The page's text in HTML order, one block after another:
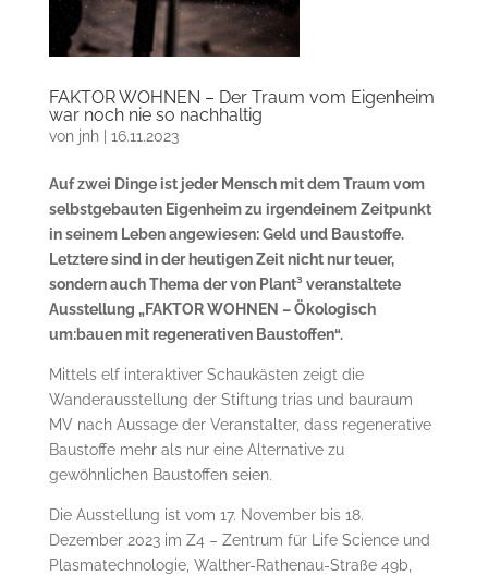
FAKTOR WOHNEN – Der Traum vom Eigenheim
war noch nie so nachhaltig
von jnh| 16.11.2023
Auf zwei Dinge ist jeder Mensch mit dem Traum vom
selbstgebauten Eigenheim zu irgendeinem Zeitpunkt
in seinem Leben angewiesen: Geld und Baustoffe.
Letztere sind in der heutigen Zeit nicht nur teuer,
sondern auch Thema der von Plant³ veranstaltete
Ausstellung „FAKTOR WOHNEN – Ökologisch
um:bauen mit regenerativen Baustoffen“.
Mittels elf interaktiver Schaukästen zeigt die
Wanderausstellung der Stiftung trias und bauraum
MV nach Aussage der Veranstalter, dass regenerative
Baustoffe mehr als nur eine Alternative zu
gewöhnlichen Baustoffen seien.
Die Ausstellung ist vom 17. November bis 18.
Dezember 2023 im Z4 – Zentrum für Life Science und
Plasmatechnologie, Walther-Rathenau-Straße 49b,